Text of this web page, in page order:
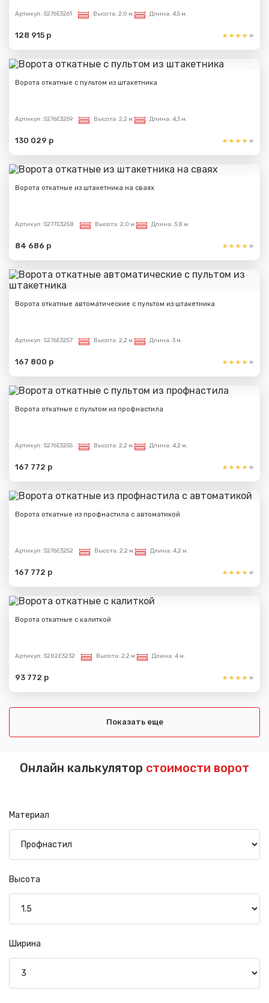
Артикул: S276E3261 Высота: 2,0 м. Длина: 4,5 м.
128 915 р
Ворота откатные с пультом из штакетника
Артикул: S276E3259 Высота: 2,2 м. Длина: 4,3 м.
130 029 р
Ворота откатные из штакетника на сваях
Артикул: S277E3258 Высота: 2,0 м. Длина: 3,8 м.
84 686 р
Ворота откатные автоматические с пультом из штакетника
Артикул: S276E3257 Высота: 2,2 м. Длина: 3 м.
167 800 р
Ворота откатные с пультом из профнастила
Артикул: S276E3255 Высота: 2,2 м. Длина: 4,2 м.
167 772 р
Ворота откатные из профнастила с автоматикой
Артикул: S276E3252 Высота: 2,2 м. Длина: 4,2 м.
167 772 р
Ворота откатные с калиткой
Артикул: S282E3232 Высота: 2,2 м. Длина: 4 м.
93 772 р
Показать еще
Онлайн калькулятор стоимости ворот
Материал
Высота
Ширина